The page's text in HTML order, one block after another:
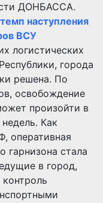
ДОНБАССА.
наступления
ВСУ
логистических
города
решена. По
освобождение
произойти в
Как
оперативная
гарнизона стала
в город,